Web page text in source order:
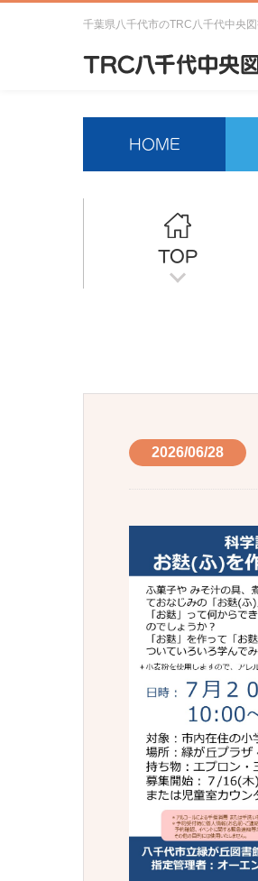
千葉県八千代市のTRC八千代中央
HOME
TOP
2026/06/28